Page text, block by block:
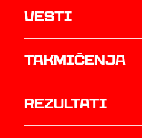
Vesti
Takmičenja
rezultati